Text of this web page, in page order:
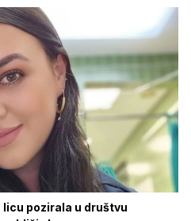
pozirala u društvu